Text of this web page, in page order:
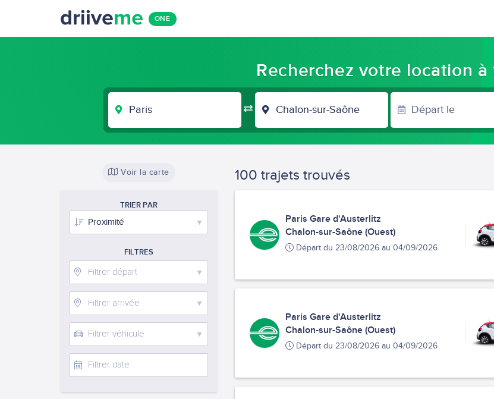
ONE
Recherchez votre location à
D'ARRIVÉE
Voir la carte
TRIER PAR
FILTRES
100 trajets trouvés
Paris Gare d'Austerlitz
Chalon-sur-Saône (Ouest)
Départ du 23/08/2026 au 04/09/2026
Paris Gare d'Austerlitz
Chalon-sur-Saône (Ouest)
Départ du 23/08/2026 au 04/09/2026